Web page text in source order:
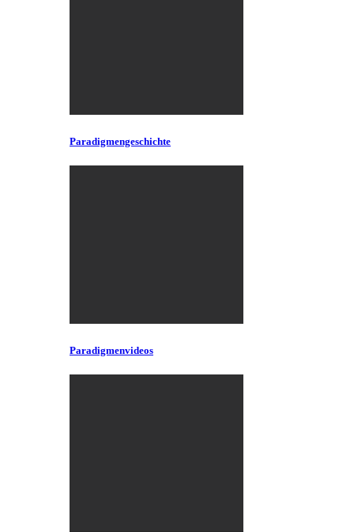
Paradigmengeschichte
Paradigmenvideos